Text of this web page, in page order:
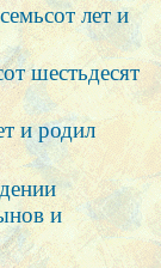
лет и
шестьдесят
и родил
и